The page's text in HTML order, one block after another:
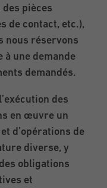
pièces
de contact, etc.),
nous réservons
à une demande
demandés.
des
en œuvre un
d’opérations de
diverse, y
obligations
et